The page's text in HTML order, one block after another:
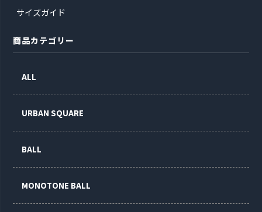
サイズガイド
商品カテゴリー
ALL
URBAN SQUARE
BALL
MONOTONE BALL